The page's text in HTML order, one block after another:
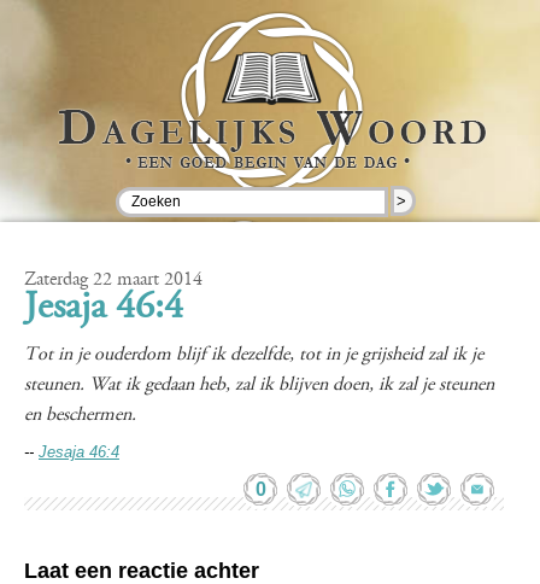
>
Zaterdag 22 maart 2014
Jesaja 46:4
Tot in je ouderdom blijf ik dezelfde, tot in je grijsheid zal ik je
steunen. Wat ik gedaan heb, zal ik blijven doen, ik zal je steunen
en beschermen.
-- Jesaja 46:4
0
Laat een reactie achter